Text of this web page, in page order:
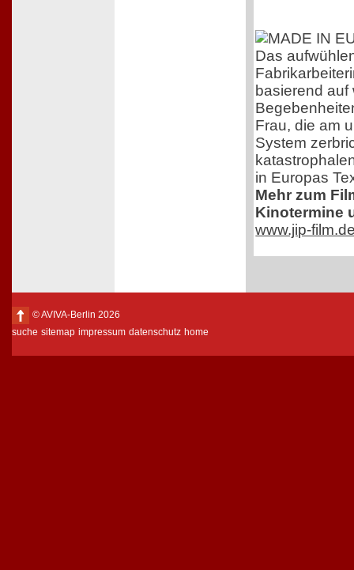
Das
basierend auf
Frau, die am
System
in Europas
Mehr zum
Kinotermine
www.jip-
© AVIVA-Berlin 2026
suche sitemap impressum datenschutz home